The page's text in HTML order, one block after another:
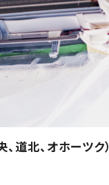
道北、オホーツク）